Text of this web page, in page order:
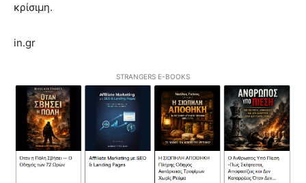
κρίσιμη.
in.gr
STRANGERS E-BOOKS